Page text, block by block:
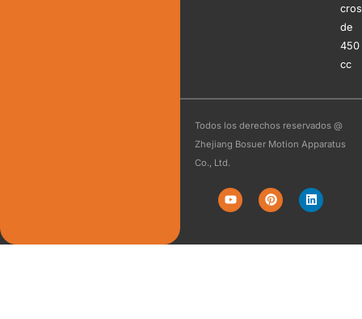
de
450
cc
Todos los derechos reservados @
Zhejiang Bosuer Motion Apparatus
Co., Ltd.